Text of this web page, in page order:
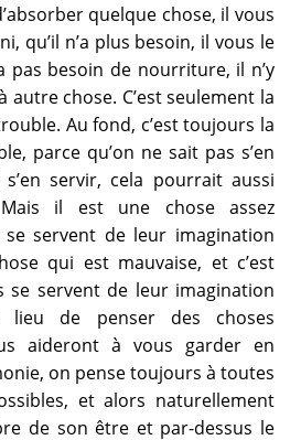
quelque chose, il vous
qu’il n’a plus besoin, il vous le
pas besoin de nourriture, il n’y
autre chose. C’est seulement la
Au fond, c’est toujours la
parce qu’on ne sait pas s’en
servir, cela pourrait aussi
Mais il est une chose assez
servent de leur imagination
qui est mauvaise, et c’est
se servent de leur imagination
de penser des choses
aideront à vous garder en
on pense toujours à toutes
et alors naturellement
de son être et par-dessus le